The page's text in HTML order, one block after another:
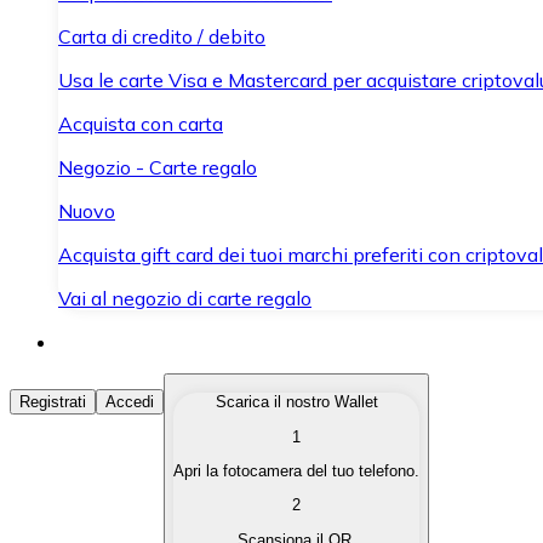
Carta di credito / debito
Usa le carte Visa e Mastercard per acquistare
Acquista con carta
Negozio - Carte regalo
Nuovo
Acquista gift card dei tuoi marchi preferiti con
Vai al negozio di carte regalo
Acquista Criptovalute
Acquista le criptovalute che ti interessano in modo
Converti le tue criptovalute in valuta fiat quando ne hai
Registrati Accedi
Scarica il nostro Wallet
1
Apri la fotocamera del tuo telefono.
2